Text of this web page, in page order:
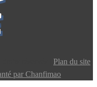
Plan du site
par Chanfimao